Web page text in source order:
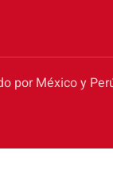
por México y